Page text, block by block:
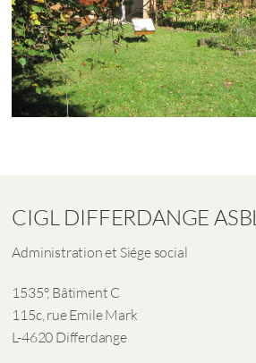
CIGL DIFFERDANGE ASBL
Administration et Siége social
1535°, Bâtiment C
115c, rue Emile Mark
L-4620 Differdange